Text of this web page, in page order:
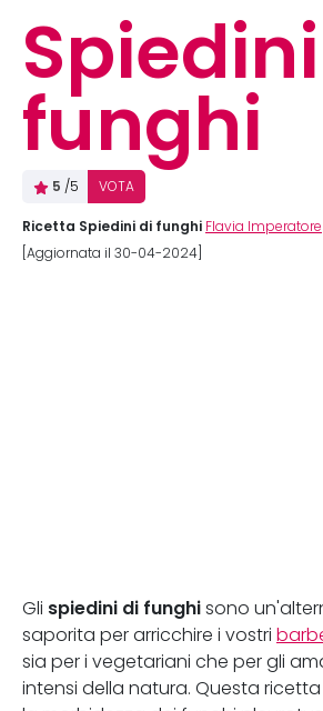
funghi
5 /5 VOTA
Ricetta Spiedini di funghi Flavia Imperatore
[Aggiornata il 30-04-2024]
Gli spiedini di funghi sono
saporita per arricchire i vostri
sia per i vegetariani che per gli
intensi della natura. Questa